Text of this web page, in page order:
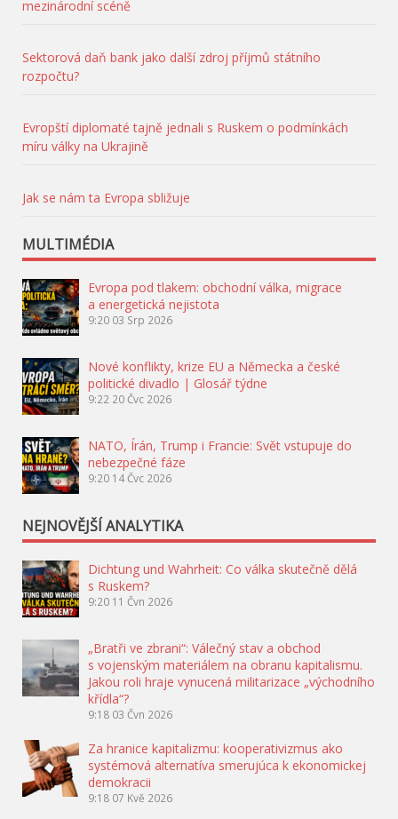
mezinárodní scéně
Sektorová daň bank jako další zdroj příjmů státního
rozpočtu?
Evropští diplomaté tajně jednali s Ruskem o podmínkách
míru války na Ukrajině
Jak se nám ta Evropa sbližuje
MULTIMÉDIA
Evropa pod tlakem: obchodní válka, migrace
a energetická nejistota
9:20 03 Srp 2026
Nové konflikty, krize EU a Německa a české
politické divadlo | Glosář týdne
9:22 20 Čvc 2026
NATO, Írán, Trump i Francie: Svět vstupuje do
nebezpečné fáze
9:20 14 Čvc 2026
NEJNOVĚJŠÍ ANALYTIKA
Dichtung und Wahrheit: Co válka skutečně dělá
s Ruskem?
9:20 11 Čvn 2026
„Bratři ve zbrani“: Válečný stav a obchod
s vojenským materiálem na obranu kapitalismu.
Jakou roli hraje vynucená militarizace „východního
křídla“?
9:18 03 Čvn 2026
Za hranice kapitalizmu: kooperativizmus ako
systémová alternatíva smerujúca k ekonomickej
demokracii
9:18 07 Kvě 2026